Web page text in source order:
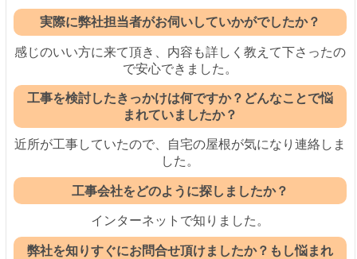
実際に弊社担当者がお伺いしていかがでしたか？
感じのいい方に来て頂き、内容も詳しく教えて下さったの
で安心できました。
工事を検討したきっかけは何ですか？どんなことで悩
まれていましたか？
近所が工事していたので、自宅の屋根が気になり連絡しま
した。
工事会社をどのように探しましたか？
インターネットで知りました。
弊社を知りすぐにお問合せ頂けましたか？もし悩まれ